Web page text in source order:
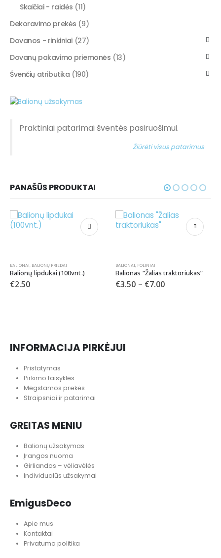
Skaičiai - raidės (11)
Dekoravimo prekės (9)
Dovanos - rinkiniai (27)
Dovanų pakavimo priemonės (13)
Švenčių atributika (190)
Praktiniai patarimai šventės pasiruošimui.
Žiūrėti visus patarimus
PANAŠŪS PRODUKTAI
BALIONAI, BALIONŲ PRIEDAI
Balionų lipdukai (100vnt.)
€2.50
BALIONAI, FOLINIAI
Balionas “Žalias traktoriukas”
€3.50 – €7.00
INFORMACIJA PIRKĖJUI
Pristatymas
Pirkimo taisyklės
Mėgstamos prekės
Straipsniai ir patarimai
GREITAS MENIU
Balionų užsakymas
Įrangos nuoma
Girliandos – vėliavėlės
Individualūs užsakymai
EmigusDeco
Apie mus
Kontaktai
Privatumo politika